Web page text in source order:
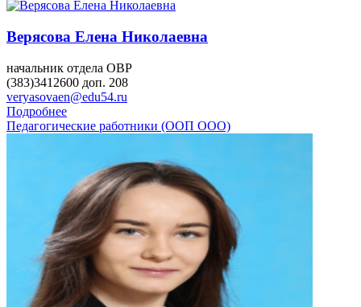
Ве­рясо­ва Еле­на Ни­кола­ев­на
на­чаль­ник от­де­ла ОВР
(383)3412600 доп. 208
veryasovaen@edu54.ru
Подробнее
Педагогические работники (ООП ООО)